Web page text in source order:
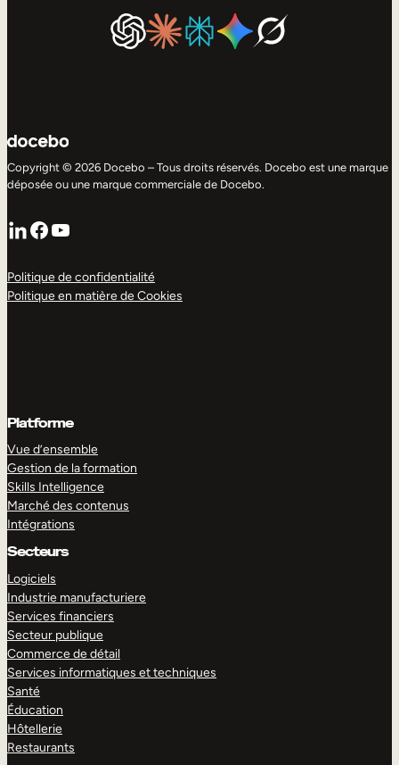
Copyright © 2026 Docebo – Tous droits réservés. Docebo est une marque
déposée ou une marque commerciale de Docebo.
LinkedIn
Facebook
YouTube
Politique de confidentialité
Politique en matière de Cookies
Platforme
Vue d’ensemble
Gestion de la formation
Skills Intelligence
Marché des contenus
Intégrations
Secteurs
Logiciels
Industrie manufacturiere
Services financiers
Secteur publique
Commerce de détail
Services informatiques et techniques
Santé
Éducation
Hôtellerie
Restaurants